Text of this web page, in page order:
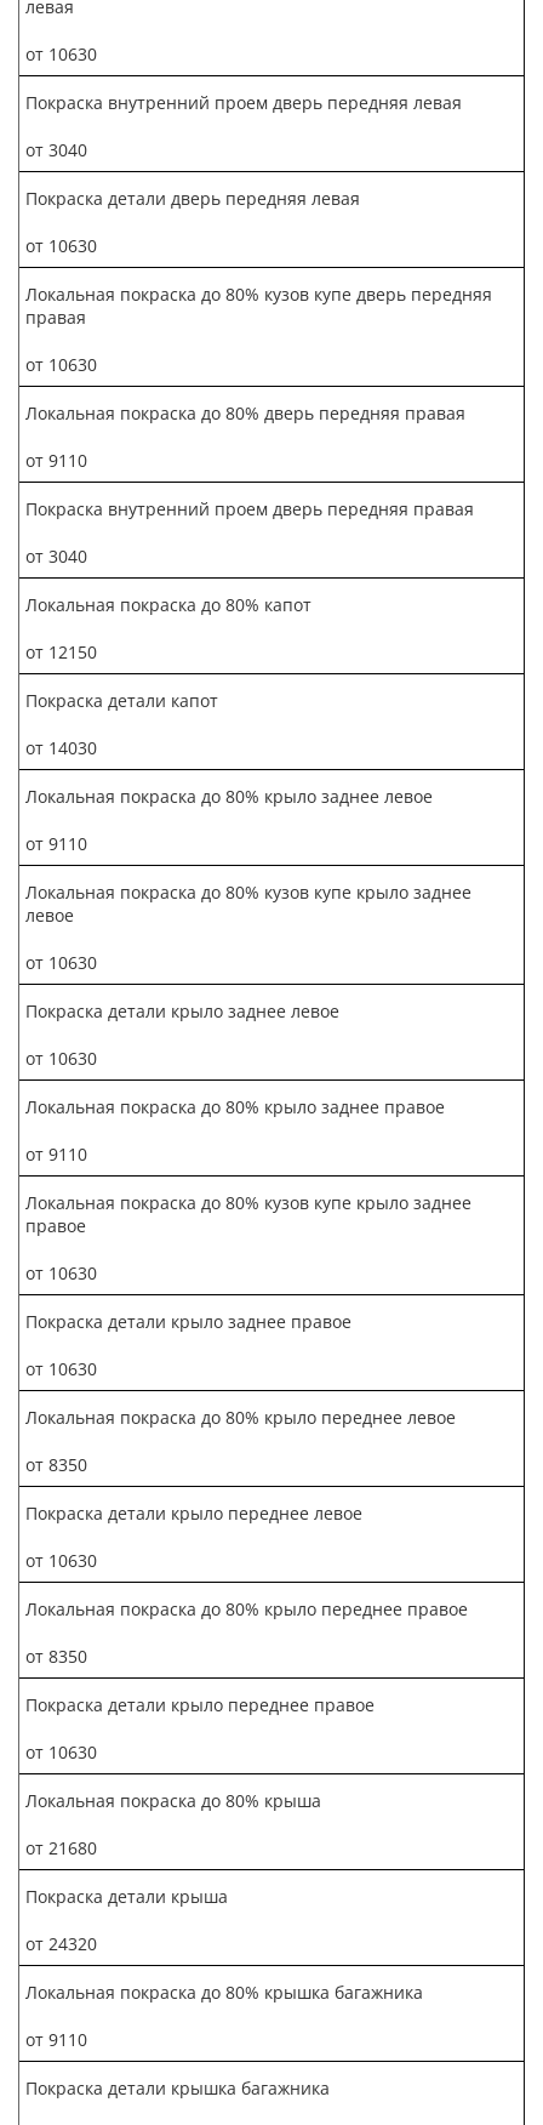
левая
от 10630
Покраска внутренний проем дверь передняя левая
от 3040
Покраска детали дверь передняя левая
от 10630
Локальная покраска до 80% кузов купе дверь передняя
правая
от 10630
Локальная покраска до 80% дверь передняя правая
от 9110
Покраска внутренний проем дверь передняя правая
от 3040
Локальная покраска до 80% капот
от 12150
Покраска детали капот
от 14030
Локальная покраска до 80% крыло заднее левое
от 9110
Локальная покраска до 80% кузов купе крыло заднее
левое
от 10630
Покраска детали крыло заднее левое
от 10630
Локальная покраска до 80% крыло заднее правое
от 9110
Локальная покраска до 80% кузов купе крыло заднее
правое
от 10630
Покраска детали крыло заднее правое
от 10630
Локальная покраска до 80% крыло переднее левое
от 8350
Покраска детали крыло переднее левое
от 10630
Локальная покраска до 80% крыло переднее правое
от 8350
Покраска детали крыло переднее правое
от 10630
Локальная покраска до 80% крыша
от 21680
Покраска детали крыша
от 24320
Локальная покраска до 80% крышка багажника
от 9110
Покраска детали крышка багажника